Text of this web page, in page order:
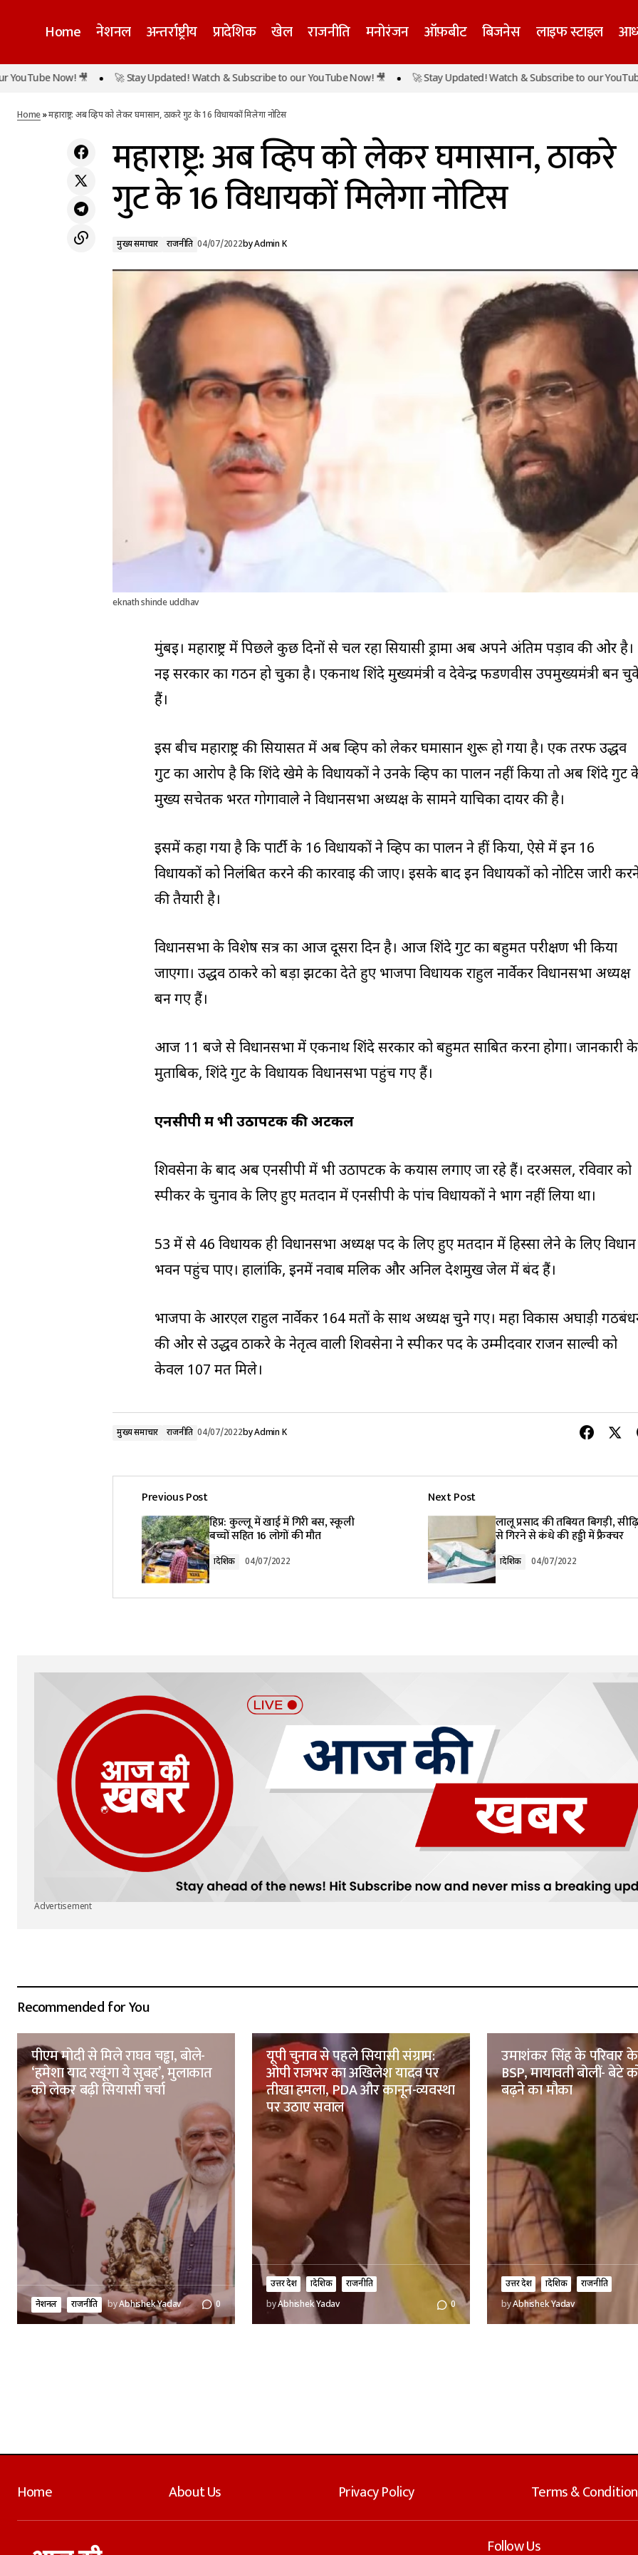
Home नेशनल अन्तर्राष्ट्रीय प्रादेशिक खेल राजनीति मनोरंजन ऑफ़बीट बिजनेस लाइफ स्टाइल
हिप्र: कुल्लू में खाई में गिरी बस, स्कूली बच्चों सहित 16
महाराष्ट्र: अब व्हिप को लेकर घमासान, ठाकरे गुट के 16
Now! 🎥 🚀 Stay Updated! Watch & Subscribe to our YouTube Now! 🎥 🚀 Stay Updated! Watch & Subscribe to our YouTube Now!
Home»महाराष्ट्र: अब व्हिप को लेकर घमासान, ठाकरे गुट के 16 विधायकों मिलेगा नोटिस
महाराष्ट्र: अब व्हिप को लेकर घमासान, ठाकरे
गुट के 16 विधायकों मिलेगा नोटिस
मुख्य समाचार राजनीति 04/07/2022byAdmin K
eknath shinde uddhav
मुंबई। महाराष्ट्र में पिछले कुछ दिनों से चल रहा सियासी ड्रामा अब अपने अंतिम पड़ाव की ओर है।
नई सरकार का गठन हो चुका है। एकनाथ शिंदे मुख्यमंत्री व देवेन्द्र फडणवीस उपमुख्यमंत्री बन
हैं।
इस बीच महाराष्ट्र की सियासत में अब व्हिप को लेकर घमासान शुरू हो गया है। एक तरफ उद्धव
गुट का आरोप है कि शिंदे खेमे के विधायकों ने उनके व्हिप का पालन नहीं किया तो अब शिंदे गुट
मुख्य सचेतक भरत गोगावाले ने विधानसभा अध्यक्ष के सामने याचिका दायर की है।
इसमें कहा गया है कि पार्टी के 16 विधायकों ने व्हिप का पालन ने हीं किया, ऐसे में इन 16
विधायकों को निलंबित करने की कार्रवाई की जाए। इसके बाद इन विधायकों को नोटिस जारी
की तैयारी है।
विधानसभा के विशेष सत्र का आज दूसरा दिन है। आज शिंदे गुट का बहुमत परीक्षण भी किया
जाएगा। उद्धव ठाकरे को बड़ा झटका देते हुए भाजपा विधायक राहुल नार्वेकर विधानसभा अध्यक्ष
बन गए हैं।
आज 11 बजे से विधानसभा में एकनाथ शिंदे सरकार को बहुमत साबित करना होगा। जानकारी के
मुताबिक, शिंदे गुट के विधायक विधानसभा पहुंच गए हैं।
एनसीपी में भी उठापटक की अटकलें
शिवसेना के बाद अब एनसीपी में भी उठापटक के कयास लगाए जा रहे हैं। दरअसल, रविवार को
स्पीकर के चुनाव के लिए हुए मतदान में एनसीपी के पांच विधायकों ने भाग नहीं लिया था।
53 में से 46 विधायक ही विधानसभा अध्यक्ष पद के लिए हुए मतदान में हिस्सा लेने के लिए विधान
भवन पहुंच पाए। हालांकि, इनमें नवाब मलिक और अनिल देशमुख जेल में बंद हैं।
भाजपा के आरएल राहुल नार्वेकर 164 मतों के साथ अध्यक्ष चुने गए। महा विकास अघाड़ी
की ओर से उद्धव ठाकरे के नेतृत्व वाली शिवसेना ने स्पीकर पद के उम्मीदवार राजन साल्वी को
केवल 107 मत मिले।
मुख्य समाचार राजनीति 04/07/2022byAdmin K
Previous Post
हिप्र: कुल्लू में खाई में गिरी बस, स्कूली
बच्चों सहित 16 लोगों की मौत
प्रादेशिक 04/07/2022
Next Post
लालू प्रसाद की तबियत बिगड़ी,
से गिरने से कंधे की हड्डी में फ्रैक्चर
प्रादेशिक 04/07/2022
Advertisement
Recommended for You
पीएम मोदी से मिले राघव चड्ढा, बोले-
‘हमेशा याद रखूंगा ये सुबह’, मुलाकात
को लेकर बढ़ी सियासी चर्चा
नेशनल राजनीति byAbhishek Yadav 0
यूपी चुनाव से पहले सियासी संग्राम:
ओपी राजभर का अखिलेश यादव पर
तीखा हमला, PDA और कानून-व्यवस्था
पर उठाए सवाल
उत्तर प्रदेश प्रादेशिक
राजनीति
byAbhishek Yadav 0
उमाशंकर सिंह के परिवार
BSP, मायावती बोलीं-
बढ़ने का मौका
उत्तर प्रदेश प्रादेशिक
राजनीति
byAbhishek Yadav
Home About Us Privacy Policy Terms &
Follow Us